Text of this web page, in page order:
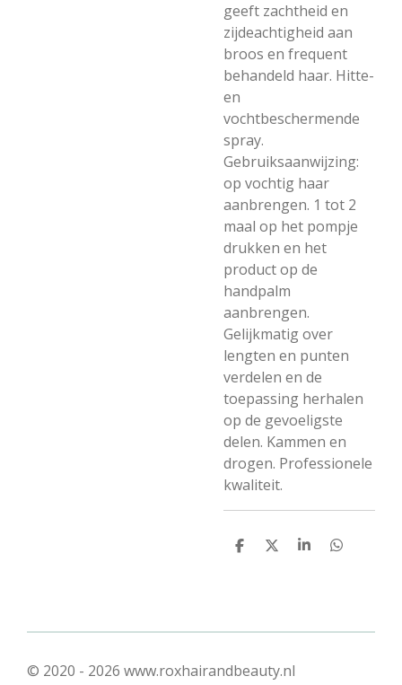
geeft zachtheid en
zijdeachtigheid aan
broos en frequent
behandeld haar. Hitte-
en
vochtbeschermende
spray.
Gebruiksaanwijzing:
op vochtig haar
aanbrengen. 1 tot 2
maal op het pompje
drukken en het
product op de
handpalm
aanbrengen.
Gelijkmatig over
lengten en punten
verdelen en de
toepassing herhalen
op de gevoeligste
delen. Kammen en
drogen. Professionele
kwaliteit.
D
D
S
D
© 2020 - 2026 www.roxhairandbeauty.nl